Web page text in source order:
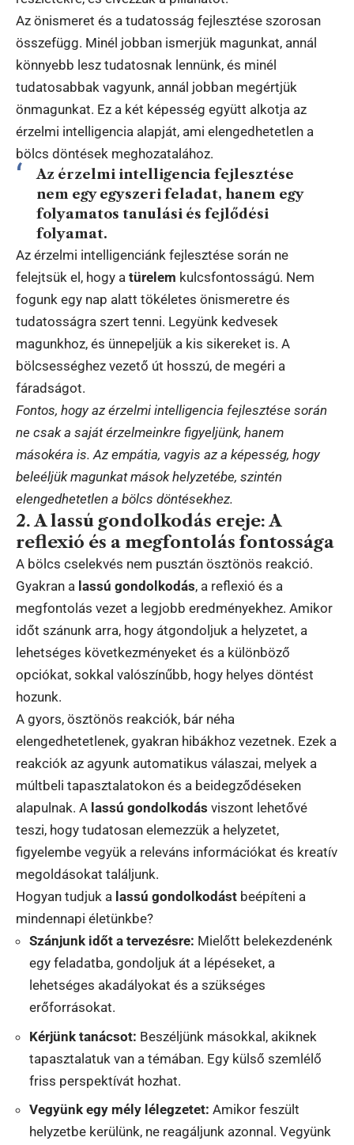
Az önismeret és a tudatosság fejlesztése szorosan
összefügg. Minél jobban ismerjük magunkat, annál
könnyebb lesz tudatosnak lennünk, és minél
tudatosabbak vagyunk, annál jobban megértjük
önmagunkat. Ez a két képesség együtt alkotja az
érzelmi intelligencia alapját, ami elengedhetetlen a
bölcs döntések meghozatalához.
Az érzelmi intelligencia fejlesztése
nem egy egyszeri feladat, hanem egy
folyamatos tanulási és fejlődési
folyamat.
Az érzelmi intelligenciánk fejlesztése során ne
felejtsük el, hogy a türelem kulcsfontosságú. Nem
fogunk egy nap alatt tökéletes önismeretre és
tudatosságra szert tenni. Legyünk kedvesek
magunkhoz, és ünnepeljük a kis sikereket is. A
bölcsességhez vezető út hosszú, de megéri a
fáradságot.
Fontos, hogy az érzelmi intelligencia fejlesztése során
ne csak a saját érzelmeinkre figyeljünk, hanem
másokéra is. Az empátia, vagyis az a képesség, hogy
beleéljük magunkat mások helyzetébe, szintén
elengedhetetlen a bölcs döntésekhez.
2. A lassú gondolkodás ereje: A
reflexió és a megfontolás fontossága
A bölcs cselekvés nem pusztán ösztönös reakció.
Gyakran a lassú gondolkodás, a reflexió és a
megfontolás vezet a legjobb eredményekhez. Amikor
időt szánunk arra, hogy átgondoljuk a helyzetet, a
lehetséges következményeket és a különböző
opciókat, sokkal valószínűbb, hogy helyes döntést
hozunk.
A gyors, ösztönös reakciók, bár néha
elengedhetetlenek, gyakran hibákhoz vezetnek. Ezek a
reakciók az agyunk automatikus válaszai, melyek a
múltbeli tapasztalatokon és a beidegződéseken
alapulnak. A lassú gondolkodás viszont lehetővé
teszi, hogy tudatosan elemezzük a helyzetet,
figyelembe vegyük a releváns információkat és kreatív
megoldásokat találjunk.
Hogyan tudjuk a lassú gondolkodást beépíteni a
mindennapi életünkbe?
Szánjunk időt a tervezésre: Mielőtt belekezdenénk
egy feladatba, gondoljuk át a lépéseket, a
lehetséges akadályokat és a szükséges
erőforrásokat.
Kérjünk tanácsot: Beszéljünk másokkal, akiknek
tapasztalatuk van a témában. Egy külső szemlélő
friss perspektívát hozhat.
Vegyünk egy mély lélegzetet: Amikor feszült
helyzetbe kerülünk, ne reagáljunk azonnal. Vegyünk